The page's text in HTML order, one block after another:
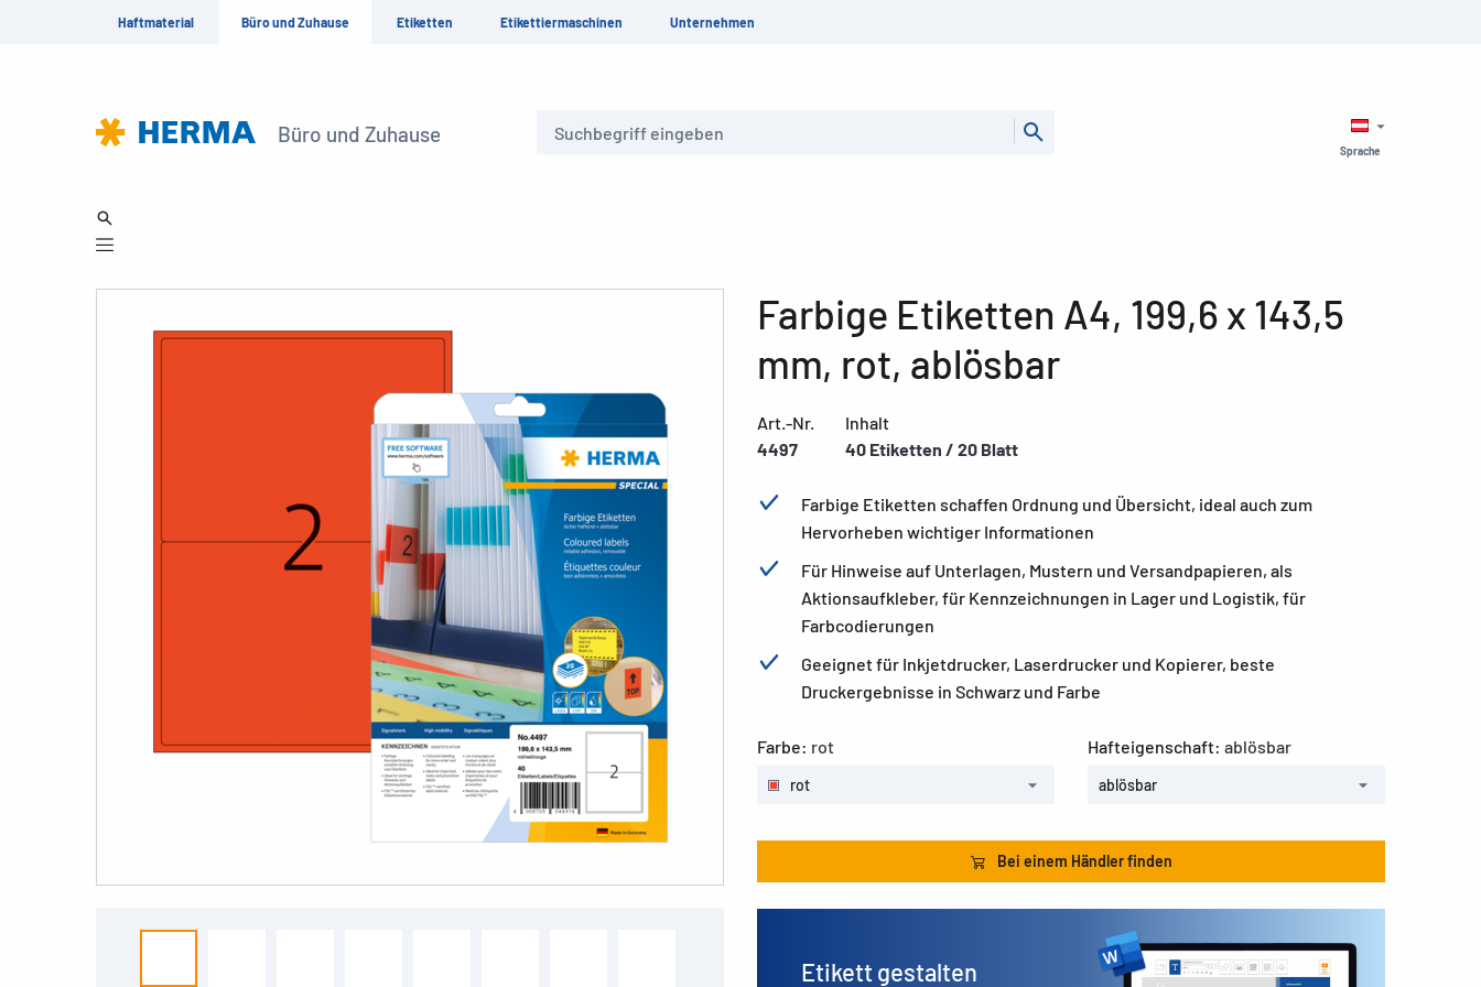
Haftmaterial Büro und Zuhause Etiketten Etikettiermaschinen Unternehmen
Büro und Zuhause
Sprache
Farbige Etiketten A4, 199,6 x 143,5
mm, rot, ablösbar
Art.-Nr.
4497
Inhalt
40 Etiketten / 20 Blatt
Farbige Etiketten schaffen Ordnung und Übersicht, ideal auch zum
Hervorheben wichtiger Informationen
Für Hinweise auf Unterlagen, Mustern und Versandpapieren, als
Aktionsaufkleber, für Kennzeichnungen in Lager und Logistik, für
Farbcodierungen
Geeignet für Inkjetdrucker, Laserdrucker und Kopierer, beste
Druckergebnisse in Schwarz und Farbe
Farbe: rot
rot
Hafteigenschaft: ablösbar
ablösbar
Bei einem Händler finden
Etikett gestalten